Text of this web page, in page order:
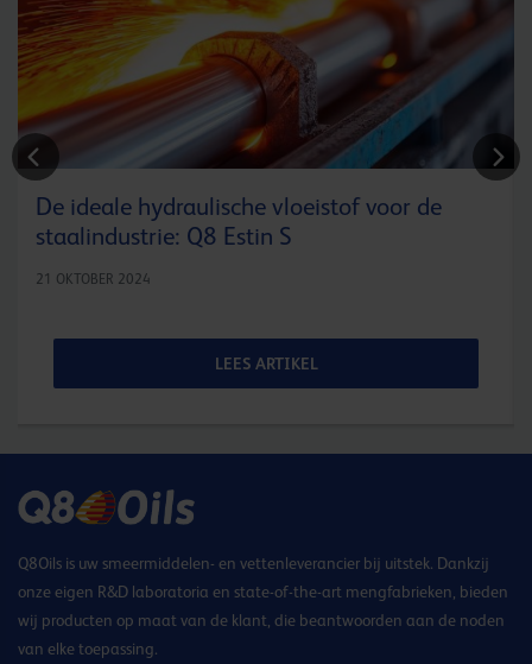
De ideale hydraulische vloeistof voor de
staalindustrie: Q8 Estin S
21 OKTOBER 2024
LEES ARTIKEL
Q8Oils is uw smeermiddelen- en vettenleverancier bij uitstek. Dankzij
onze eigen R&D laboratoria en state-of-the-art mengfabrieken, bieden
wij producten op maat van de klant, die beantwoorden aan de noden
van elke toepassing.